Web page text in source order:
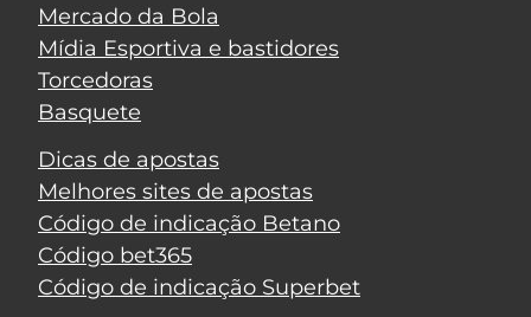
Mercado da Bola
Mídia Esportiva e bastidores
Torcedoras
Basquete
Dicas de apostas
Melhores sites de apostas
Código de indicação Betano
Código bet365
Código de indicação Superbet